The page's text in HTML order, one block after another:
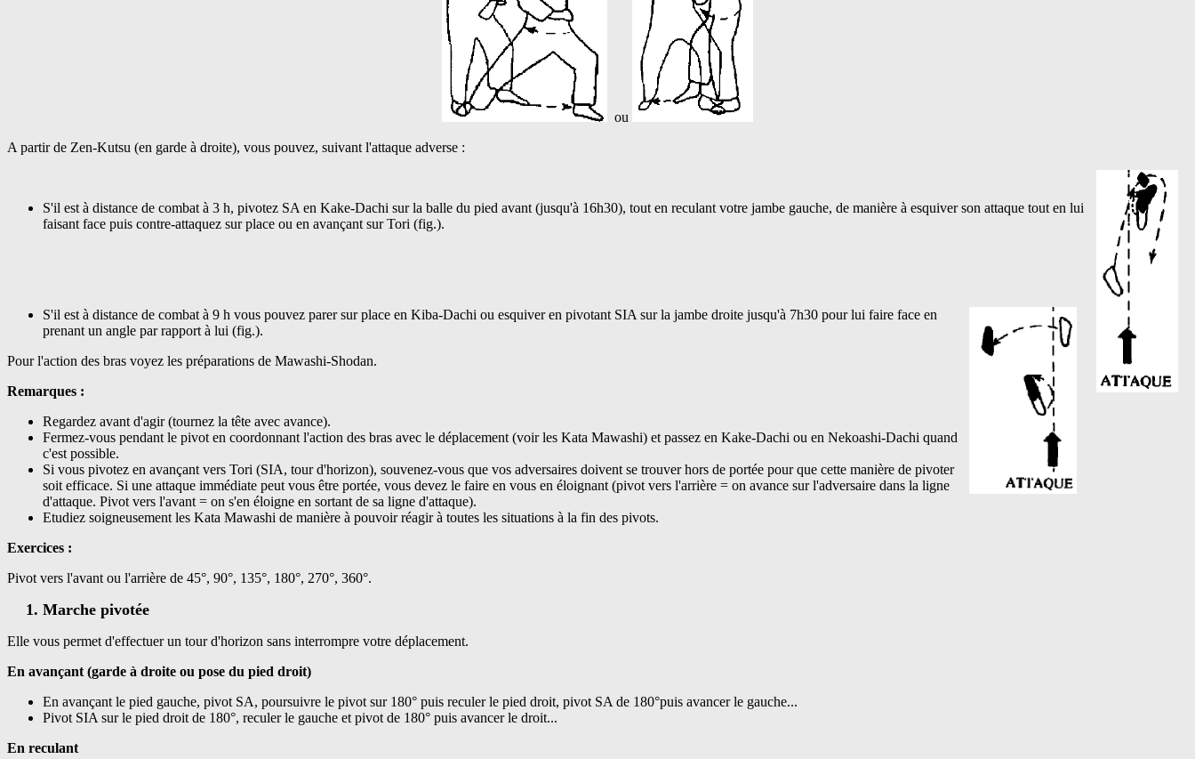
ou
A partir de Zen-Kutsu (en garde à droite), vous pouvez, suivant l'attaque adverse :
S'il est à distance de combat à 3 h, pivotez SA en Kake-Dachi sur la balle du pied avant (jusqu'à 16h30), tout en reculant votre jambe gauche, de manière à esquiver son attaque tout en lui
faisant face puis contre-attaquez sur place ou en avançant sur Tori (fig.).
S'il est à distance de combat à 9 h vous pouvez parer sur place en Kiba-Dachi ou esquiver en pivotant SIA sur la jambe droite jusqu'à 7h30 pour lui faire face en
prenant un angle par rapport à lui (fig.).
Pour l'action des bras voyez les préparations de Mawashi-Shodan.
Remarques :
Regardez avant d'agir (tournez la tête avec avance).
Fermez-vous pendant le pivot en coordonnant l'action des bras avec le déplacement (voir les Kata Mawashi) et passez en Kake-Dachi ou en Nekoashi-Dachi quand
c'est possible.
Si vous pivotez en avançant vers Tori (SIA, tour d'horizon), souvenez-vous que vos adversaires doivent se trouver hors de portée pour que cette manière de pivoter
soit efficace. Si une attaque immédiate peut vous être portée, vous devez le faire en vous en éloignant (pivot vers l'arrière = on avance sur l'adversaire dans la ligne
d'attaque. Pivot vers l'avant = on s'en éloigne en sortant de sa ligne d'attaque).
Etudiez soigneusement les Kata Mawashi de manière à pouvoir réagir à toutes les situations à la fin des pivots.
Exercices :
Pivot vers l'avant ou l'arrière de 45°, 90°, 135°, 180°, 270°, 360°.
Marche pivotée
Elle vous permet d'effectuer un tour d'horizon sans interrompre votre déplacement.
En avançant (garde à droite ou pose du pied droit)
En avançant le pied gauche, pivot SA, poursuivre le pivot sur 180° puis reculer le pied droit, pivot SA de 180°puis avancer le gauche...
Pivot SIA sur le pied droit de 180°, reculer le gauche et pivot de 180° puis avancer le droit...
En reculant